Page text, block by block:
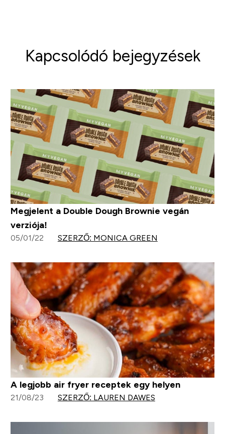
Kapcsolódó bejegyzések
Megjelent a Double Dough Brownie vegán
verziója!
05/01/22 SZERZŐ: MONICA GREEN
A legjobb air fryer receptek egy helyen
21/08/23 SZERZŐ: LAUREN DAWES